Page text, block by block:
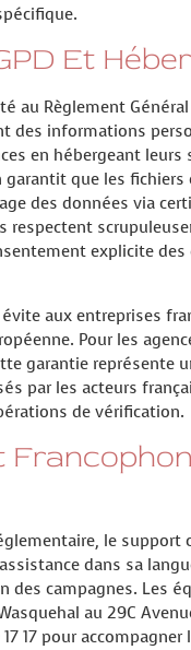
Et
au Règlement
des informations
en hébergeant
garantit que les
des données via
respectent
explicite
aux entreprises
Pour les
garantie représente
par les acteurs
de vérification.
le
dans sa
campagnes. Les
au 29C
17 pour